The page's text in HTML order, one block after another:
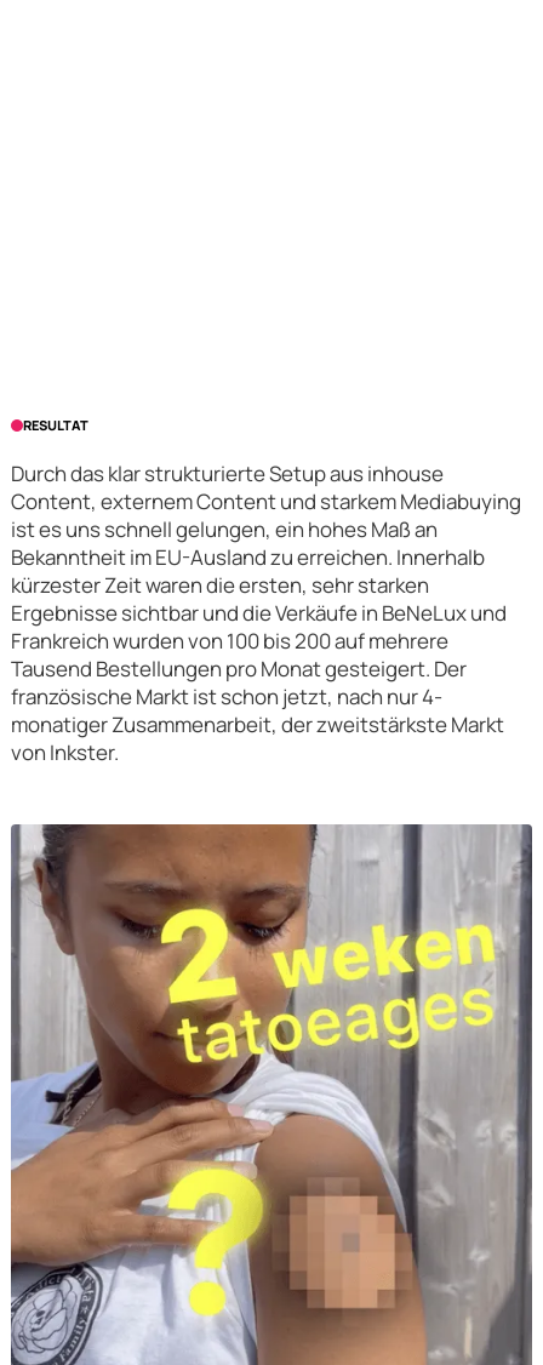
RESULTAT
Durch das klar strukturierte Setup aus inhouse
Content, externem Content und starkem Mediabuying
ist es uns schnell gelungen, ein hohes Maß an
Bekanntheit im EU-Ausland zu erreichen. Innerhalb
kürzester Zeit waren die ersten, sehr starken
Ergebnisse sichtbar und die Verkäufe in BeNeLux und
Frankreich wurden von 100 bis 200 auf mehrere
Tausend Bestellungen pro Monat gesteigert. Der
französische Markt ist schon jetzt, nach nur 4-
monatiger Zusammenarbeit, der zweitstärkste Markt
von Inkster.